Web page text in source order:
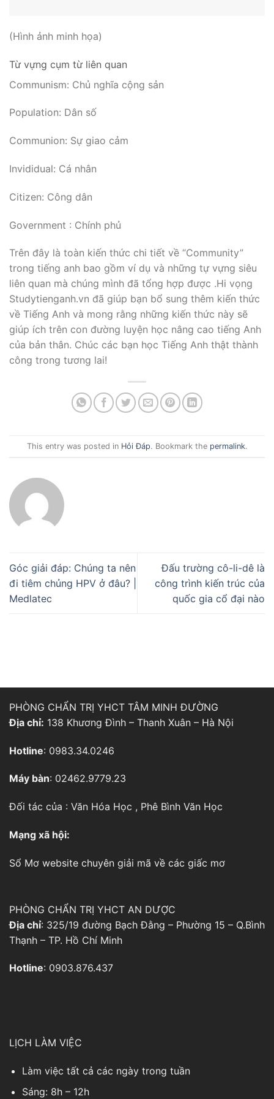
(Hình ảnh minh họa)
Từ vựng cụm từ liên quan
Communism: Chủ nghĩa cộng sản
Population: Dân số
Communion: Sự giao cảm
Invididual: Cá nhân
Citizen: Công dân
Government : Chính phủ
Trên đây là toàn kiến thức chi tiết về “Community”
trong tiếng anh bao gồm ví dụ và những tự vựng siêu
liên quan mà chúng mình đã tổng hợp được .Hi vọng
Studytienganh.vn đã giúp bạn bổ sung thêm kiến thức
về Tiếng Anh và mong rằng những kiến thức này sẽ
giúp ích trên con đường luyện học nâng cao tiếng Anh
của bản thân. Chúc các bạn học Tiếng Anh thật thành
công trong tương lai!
This entry was posted in Hỏi Đáp. Bookmark the permalink.
Góc giải đáp: Chúng ta nên
đi tiêm chủng HPV ở đâu? |
Medlatec
Đấu trường cô-li-dê là
công trình kiến trúc của
quốc gia cổ đại nào
PHÒNG CHẨN TRỊ YHCT TÂM MINH ĐƯỜNG
Địa chỉ: 138 Khương Đình – Thanh Xuân – Hà Nội
Hotline: 0983.34.0246
Máy bàn: 02462.9779.23
Đối tác của : Văn Hóa Học , Phê Bình Văn Học
Mạng xã hội:
Sổ Mơ website chuyên giải mã về các giấc mơ
PHÒNG CHẨN TRỊ YHCT AN DƯỢC
Địa chỉ: 325/19 đường Bạch Đằng – Phường 15 – Q.Bình
Thạnh – TP. Hồ Chí Minh
Hotline: 0903.876.437
LỊCH LÀM VIỆC
Làm việc tất cả các ngày trong tuần
Sáng: 8h – 12h